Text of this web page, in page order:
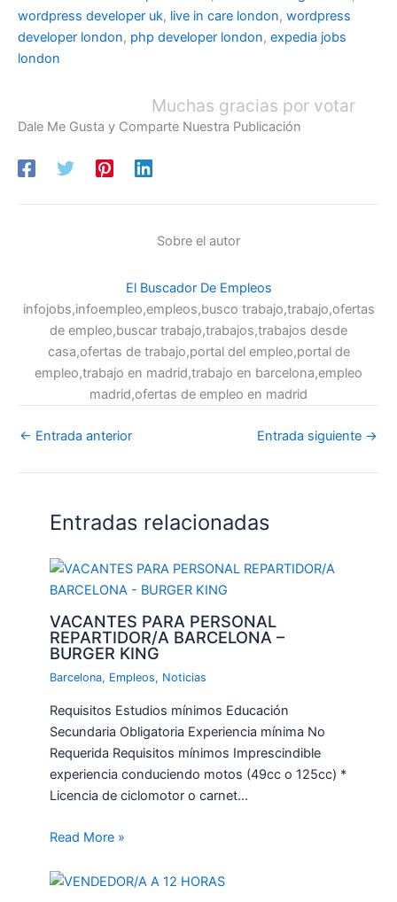
wordpress developer uk, live in care london, wordpress
developer london, php developer london, expedia jobs
london
Muchas gracias por votar
Dale Me Gusta y Comparte Nuestra Publicación
Sobre el autor
El Buscador De Empleos
infojobs,infoempleo,empleos,busco trabajo,trabajo,ofertas
de empleo,buscar trabajo,trabajos,trabajos desde
casa,ofertas de trabajo,portal del empleo,portal de
empleo,trabajo en madrid,trabajo en barcelona,empleo
madrid,ofertas de empleo en madrid
← Entrada anterior Entrada siguiente →
Entradas relacionadas
VACANTES PARA PERSONAL
REPARTIDOR/A BARCELONA –
BURGER KING
Barcelona, Empleos, Noticias
Requisitos Estudios mínimos Educación
Secundaria Obligatoria Experiencia mínima No
Requerida Requisitos mínimos Imprescindible
experiencia conduciendo motos (49cc o 125cc) *
Licencia de ciclomotor o carnet…
Read More »